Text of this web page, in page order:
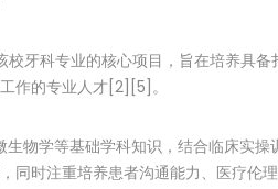
牙科专业的核心项目，旨在培养具备
作的专业人才[2][5]。
物学等基础学科知识，结合临床实
同时注重培养患者沟通能力、医疗伦